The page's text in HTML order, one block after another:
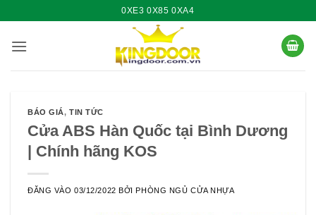
nội
0XE3 0X85 0XA4
BÁO GIÁ,TIN TỨC
Cửa ABS Hàn Quốc tại Bình Dương
| Chính hãng KOS
ĐĂNG VÀO03/12/2022 BỞIPHÒNG NGỦ CỬA NHỰA